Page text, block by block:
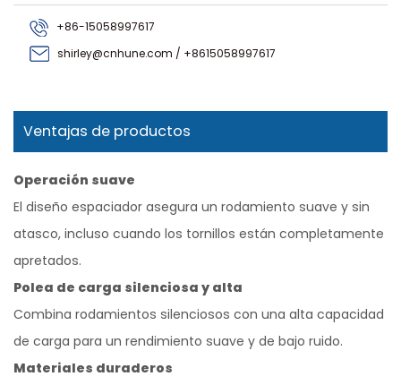
+86-15058997617
shirley@cnhune.com / +8615058997617
Ventajas de productos
Operación suave
El diseño espaciador asegura un rodamiento suave y sin
atasco, incluso cuando los tornillos están completamente
apretados.
Polea de carga silenciosa y alta
Combina rodamientos silenciosos con una alta capacidad
de carga para un rendimiento suave y de bajo ruido.
Materiales duraderos